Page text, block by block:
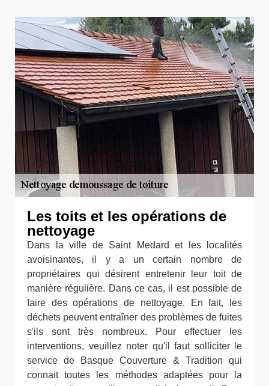
Les toits et les opérations de
nettoyage
Dans la ville de Saint Medard et les localités
avoisinantes, il y a un certain nombre de
propriétaires qui désirent entretenir leur toit de
manière régulière. Dans ce cas, il est possible de
faire des opérations de nettoyage. En fait, les
déchets peuvent entraîner des problèmes de fuites
s'ils sont très nombreux. Pour effectuer les
interventions, veuillez noter qu'il faut solliciter le
service de Basque Couverture & Tradition qui
connait toutes les méthodes adaptées pour la